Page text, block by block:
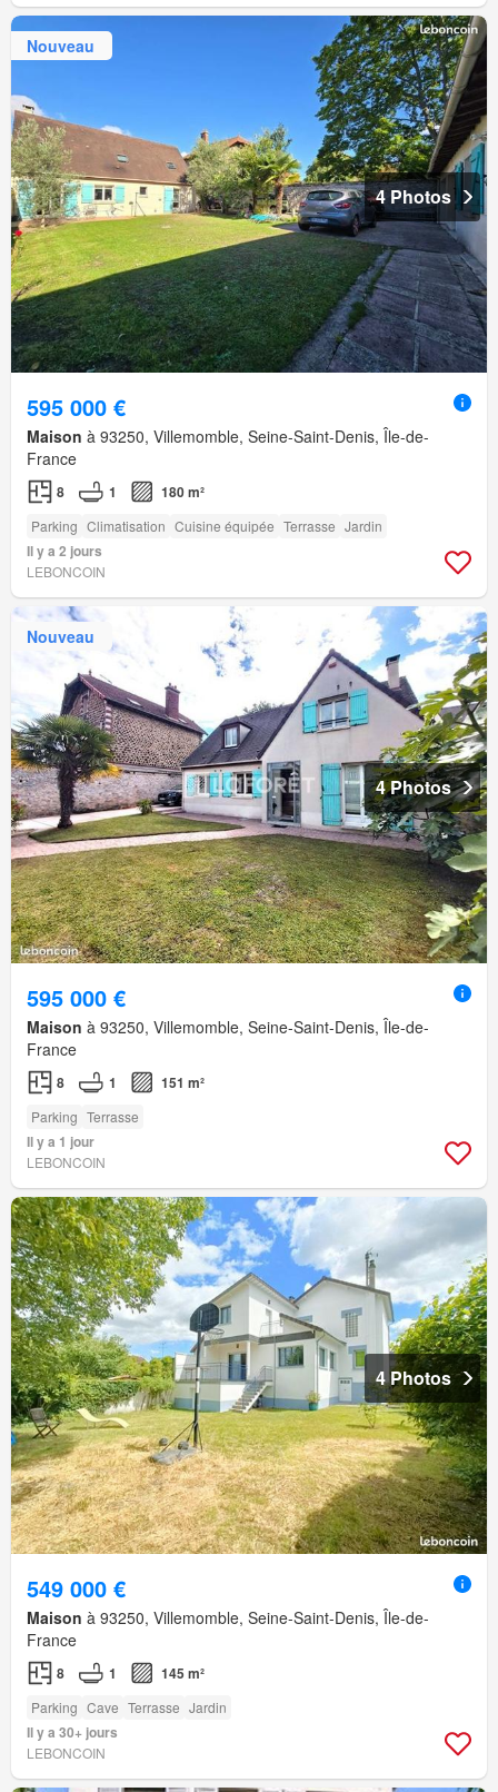
Nouveau
4 Photos
595 000 €
Maison à 93250, Villemomble, Seine-Saint-Denis, Île-de-
France
8 1 180 m²
Parking Climatisation Cuisine équipée Terrasse Jardin
Il y a 2 jours
LEBONCOIN
Nouveau
4 Photos
595 000 €
Maison à 93250, Villemomble, Seine-Saint-Denis, Île-de-
France
8 1 151 m²
Parking Terrasse
Il y a 1 jour
LEBONCOIN
4 Photos
549 000 €
Maison à 93250, Villemomble, Seine-Saint-Denis, Île-de-
France
8 1 145 m²
Parking Cave Terrasse Jardin
Il y a 30+ jours
LEBONCOIN